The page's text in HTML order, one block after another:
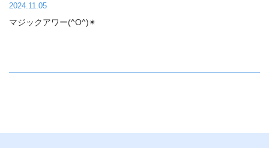
2024.11.05
マジックアワー(^O^)✴︎